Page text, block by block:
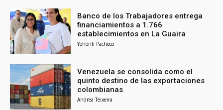
Banco de los Trabajadores entrega
financiamientos a 1.766
establecimientos en La Guaira
Yohenli Pacheco
Venezuela se consolida como el
quinto destino de las exportaciones
colombianas
Andrea Teixeira